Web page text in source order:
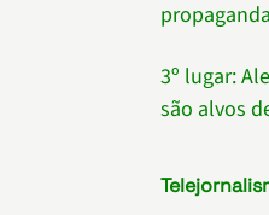
3º lugar:
são alvos